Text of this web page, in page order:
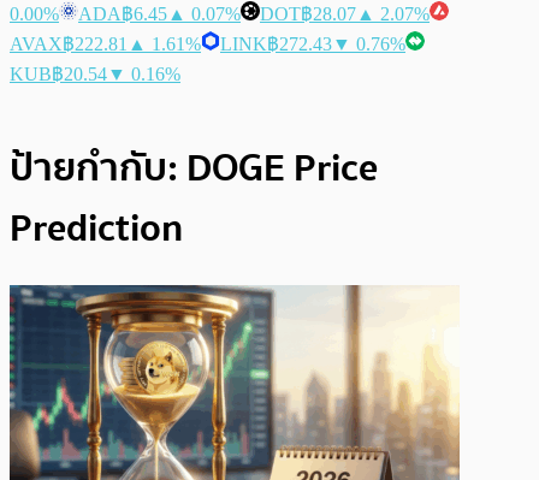
0.00%
ADA฿6.45 ▲ 0.07% DOT฿28.07 ▲ 2.07%
AVAX฿222.81 ▲ 1.61% LINK฿272.43▼ 0.76%
KUB฿20.54▼ 0.16%
ป้ายกำกับ: DOGE Price
Prediction